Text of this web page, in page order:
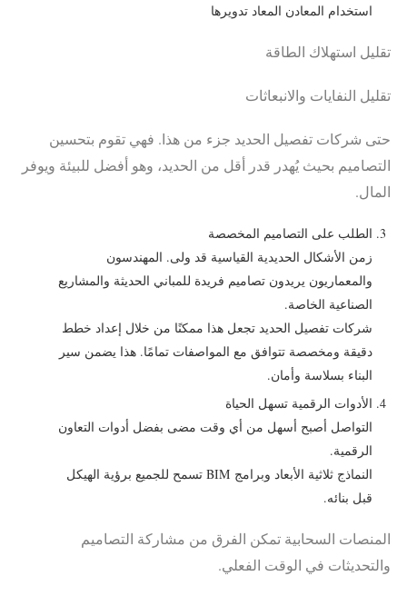
استخدام المعادن المعاد تدويرها
تقليل استهلاك الطاقة
تقليل النفايات والانبعاثات
حتى شركات تفصيل الحديد جزء من هذا. فهي تقوم بتحسين
التصاميم بحيث يُهدر قدر أقل من الحديد، وهو أفضل للبيئة ويوفر
المال.
الطلب على التصاميم المخصصة
زمن الأشكال الحديدية القياسية قد ولى. المهندسون
والمعماريون يريدون تصاميم فريدة للمباني الحديثة والمشاريع
الصناعية الخاصة.
شركات تفصيل الحديد تجعل هذا ممكنًا من خلال إعداد خطط
دقيقة ومخصصة تتوافق مع المواصفات تمامًا. هذا يضمن سير
البناء بسلاسة وأمان.
الأدوات الرقمية تسهل الحياة
التواصل أصبح أسهل من أي وقت مضى بفضل أدوات التعاون
الرقمية.
النماذج ثلاثية الأبعاد وبرامج BIM تسمح للجميع برؤية الهيكل
قبل بنائه.
المنصات السحابية تمكن الفرق من مشاركة التصاميم
والتحديثات في الوقت الفعلي.